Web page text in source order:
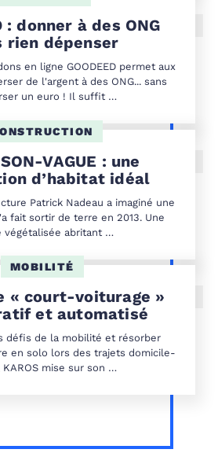
: donner à des ONG
rien dépenser
en ligne GOODEED permet aux
de l'argent à des ONG... sans
un euro ! Il suffit …
VAGUE : une
d’habitat idéal
Patrick Nadeau a imaginé une
fait sortir de terre en 2013. Une
végétalisée abritant …
MOBILITÉ
« court-voiturage »
et automatisé
défis de la mobilité et résorber
en solo lors des trajets domicile-
KAROS mise sur son …